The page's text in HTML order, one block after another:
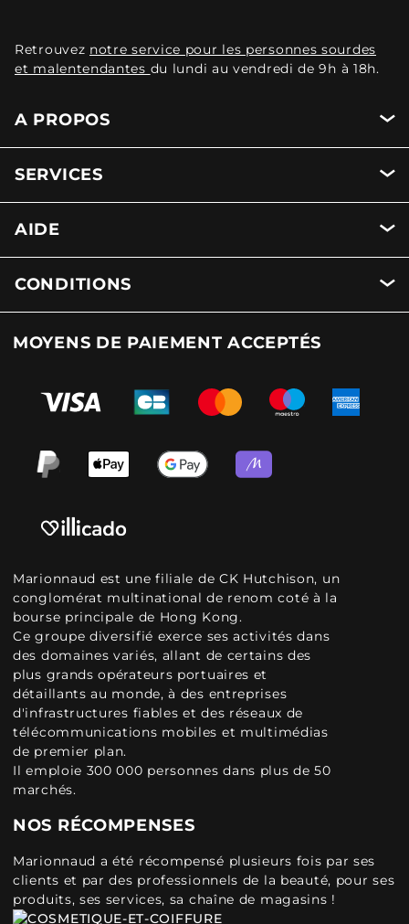
Retrouvez notre service pour les personnes sourdes
et malentendantes du lundi au vendredi de 9h à 18h.
A PROPOS
SERVICES
AIDE
CONDITIONS
MOYENS DE PAIEMENT ACCEPTÉS
Marionnaud est une filiale de CK Hutchison, un
conglomérat multinational de renom coté à la
bourse principale de Hong Kong.
Ce groupe diversifié exerce ses activités dans
des domaines variés, allant de certains des
plus grands opérateurs portuaires et
détaillants au monde, à des entreprises
d'infrastructures fiables et des réseaux de
télécommunications mobiles et multimédias
de premier plan.
Il emploie 300 000 personnes dans plus de 50
marchés.
NOS RÉCOMPENSES
Marionnaud a été récompensé plusieurs fois par ses
clients et par des professionnels de la beauté, pour ses
produits, ses services, sa chaîne de magasins !